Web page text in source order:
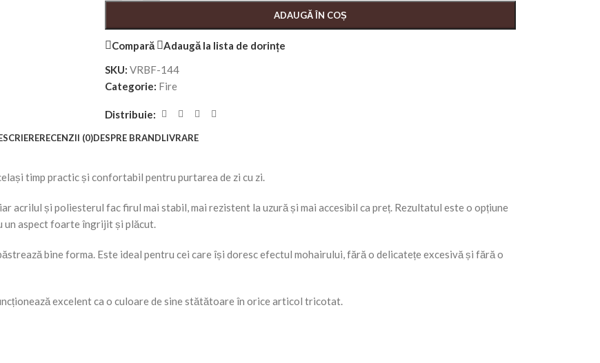
ADAUGĂ ÎN COȘ
Compară
Adaugă la lista de dorințe
SKU: VRBF-144
Categorie: Fire
Distribuie:
RECENZII (0)DESPRE BRANDLIVRARE
timp practic și confortabil pentru purtarea de zi cu zi.
acrilul și poliesterul fac firul mai stabil, mai rezistent la uzură și mai accesibil ca preț. Rezultatul este o opțiune
un aspect foarte îngrijit și plăcut.
bine forma. Este ideal pentru cei care își doresc efectul mohairului, fără o delicatețe excesivă și fără o
excelent ca o culoare de sine stătătoare în orice articol tricotat.